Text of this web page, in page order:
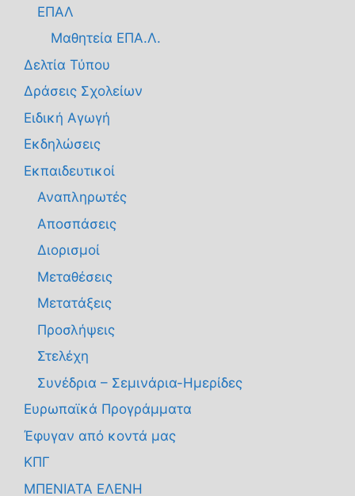
ΕΠΑΛ
Μαθητεία ΕΠΑ.Λ.
Δελτία Τύπου
Δράσεις Σχολείων
Ειδική Αγωγή
Εκδηλώσεις
Εκπαιδευτικοί
Αναπληρωτές
Αποσπάσεις
Διορισμοί
Μεταθέσεις
Μετατάξεις
Προσλήψεις
Στελέχη
Συνέδρια – Σεμινάρια-Ημερίδες
Ευρωπαϊκά Προγράμματα
Έφυγαν από κοντά μας
ΚΠΓ
ΜΠΕΝΙΑΤΑ ΕΛΕΝΗ